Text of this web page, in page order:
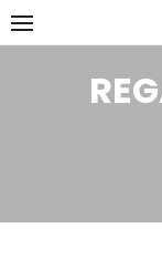
Skip
to